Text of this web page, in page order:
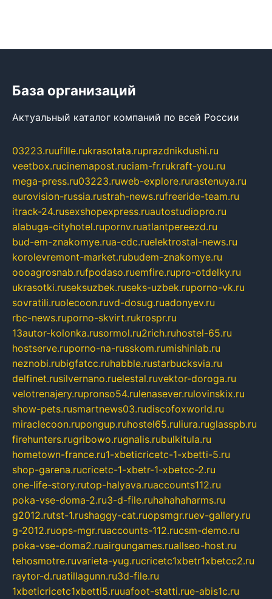
База организаций
Актуальный каталог компаний по всей России
03223.ruufille.rukrasotata.ruprazdnikdushi.ru
veetbox.rucinemapost.ruciam-fr.rukraft-you.ru
mega-press.ru03223.ruweb-explore.rurastenuya.ru
eurovision-russia.rustrah-news.rufreeride-team.ru
itrack-24.rusexshopexpress.ruautostudiopro.ru
alabuga-cityhotel.rupornv.ruatlantpereezd.ru
bud-em-znakomye.rua-cdc.ruelektrostal-news.ru
korolevremont-market.rubudem-znakomye.ru
oooagrosnab.rufpodaso.ruemfire.rupro-otdelky.ru
ukrasotki.ruseksuzbek.ruseks-uzbek.ruporno-vk.ru
sovratili.ruolecoon.ruvd-dosug.ruadonyev.ru
rbc-news.ruporno-skvirt.rukrospr.ru
13autor-kolonka.rusormol.ru2rich.ruhostel-65.ru
hostserve.ruporno-na-russkom.rumishinlab.ru
neznobi.rubigfatcc.ruhabble.rustarbucksvia.ru
delfinet.rusilvernano.ruelestal.ruvektor-doroga.ru
velotrenajery.rupronso54.rulenasever.rulovinskix.ru
show-pets.rusmartnews03.rudiscofoxworld.ru
miraclecoon.rupongup.ruhostel65.ruliura.ruglasspb.ru
firehunters.rugribowo.rugnalis.rubulkitula.ru
hometown-france.ru1-xbeticricetc-1-xbetti-5.ru
shop-garena.rucricetc-1-xbetr-1-xbetcc-2.ru
one-life-story.rutop-halyava.ruaccounts112.ru
poka-vse-doma-2.ru3-d-file.ruhahahaharms.ru
g2012.rutst-1.rushaggy-cat.ruopsmgr.ruev-gallery.ru
g-2012.ruops-mgr.ruaccounts-112.rucsm-demo.ru
poka-vse-doma2.ruairgungames.ruallseo-host.ru
tehosmotre.ruvarieta-yug.rucricetc1xbetr1xbetcc2.ru
raytor-d.ruatillagunn.ru3d-file.ru
1xbeticricetc1xbetti5.ruuafoot-statti.rue-abis1c.ru